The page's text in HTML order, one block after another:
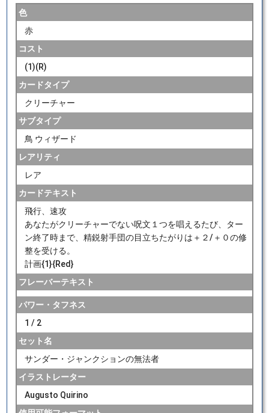
色
赤
コスト
(1)(R)
カードタイプ
クリーチャー
サブタイプ
鳥 ウィザード
レアリティ
レア
カードテキスト
飛行、速攻
あなたがクリーチャーでない呪文１つを唱えるたび、ター
ン終了時まで、精鋭射手団の目立ちたがりは＋２/＋０の修
整を受ける。
計画{1}{Red}
フレーバーテキスト
パワー・タフネス
1 / 2
セット名
サンダー・ジャンクションの無法者
イラストレーター
Augusto Quirino